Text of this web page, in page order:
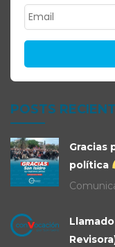
POSTS
Gracias
política